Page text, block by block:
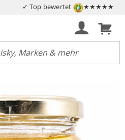
✓ Top bewertet ★★★★★